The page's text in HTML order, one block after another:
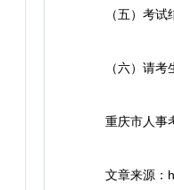
（五）考试结
（六）请考生
重庆市人事
文章来源：